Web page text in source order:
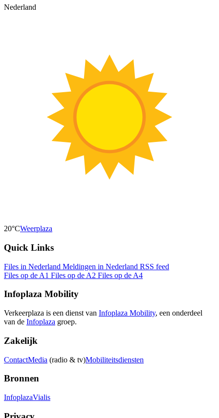
Nederland
20°CWeerplaza
Quick Links
Files in Nederland Meldingen in Nederland RSS feed
Files op de A1 Files op de A2 Files op de A4
Infoplaza Mobility
Verkeerplaza is een dienst van Infoplaza Mobility, een onderdeel
van de Infoplaza groep.
Zakelijk
ContactMedia (radio & tv)Mobiliteitsdiensten
Bronnen
InfoplazaVialis